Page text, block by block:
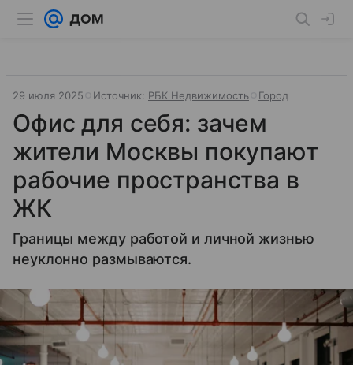
29 июля 2025 Источник: РБК Недвижимость Город
Офис для себя: зачем
жители Москвы покупают
рабочие пространства в
ЖК
Границы между работой и личной жизнью
неуклонно размываются.